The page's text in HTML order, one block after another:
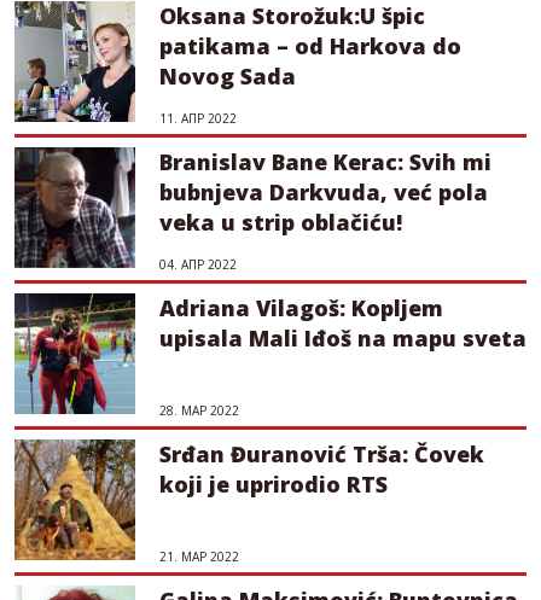
Oksana Storožuk:U špic
patikama – od Harkova do
Novog Sada
11. АПР 2022
Branislav Bane Kerac: Svih mi
bubnjeva Darkvuda, već pola
veka u strip oblačiću!
04. АПР 2022
Adriana Vilagoš: Kopljem
upisala Mali Iđoš na mapu sveta
28. МАР 2022
Srđan Đuranović Trša: Čovek
koji je uprirodio RTS
21. МАР 2022